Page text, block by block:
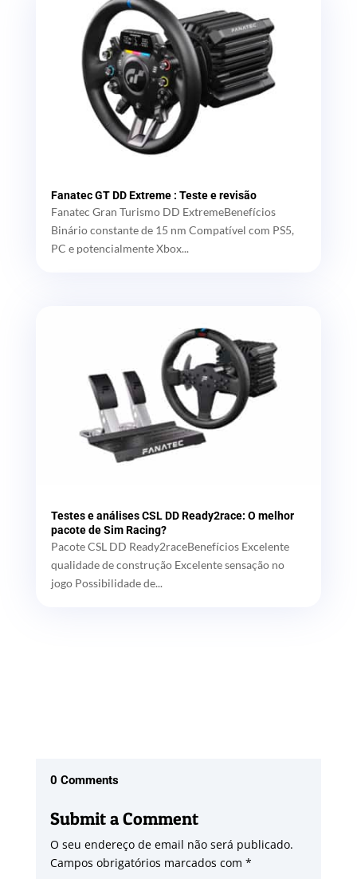
Fanatec GT DD Extreme : Teste e revisão
Fanatec Gran Turismo DD ExtremeBenefícios
Binário constante de 15 nm Compatível com PS5,
PC e potencialmente Xbox...
Testes e análises CSL DD Ready2race: O melhor
pacote de Sim Racing?
Pacote CSL DD Ready2raceBenefícios Excelente
qualidade de construção Excelente sensação no
jogo Possibilidade de...
0 Comments
Submit a Comment
O seu endereço de email não será publicado.
Campos obrigatórios marcados com *